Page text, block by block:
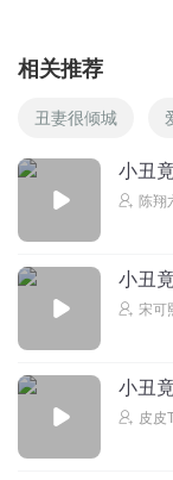
相关推荐
丑妻很倾城
小丑
陈翔
小丑
宋可
小丑
皮皮